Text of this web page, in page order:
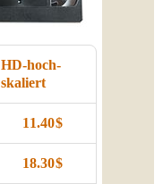
HD-hoch­
skaliert
11.40 $
18.30 $